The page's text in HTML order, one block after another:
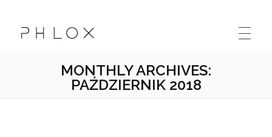
MONTHLY ARCHIVES:
PAŹDZIERNIK 2018